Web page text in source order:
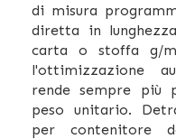
di misura
diretta in
carta o stoffa g/
l'ottimizzazione
rende sempre più
peso unitario.
per contenitore